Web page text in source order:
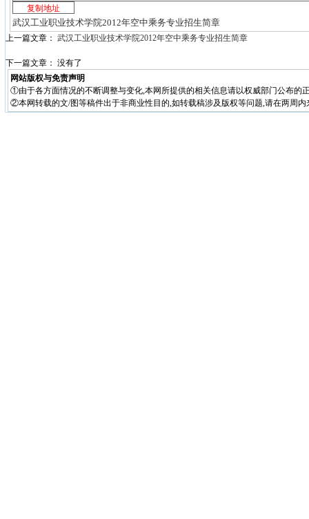
武汉工业职业技术学院2012年空中乘务专业招生简章
上一篇文章： 武汉工业职业技术学院2012年空中乘务专业招生简章
下一篇文章： 没有了
网站版权与免责声明
①由于各方面情况的不断调整与变化,本网所提供的相关信息请以权威部门公布的
②本网转载的文/图等稿件出于非商业性目的,如转载稿涉及版权等问题,请在两周内